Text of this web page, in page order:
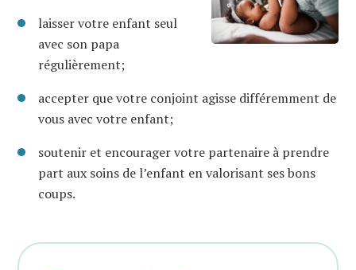
laisser votre enfant seul
avec son papa
régulièrement;
accepter que votre conjoint agisse différemment de
vous avec votre enfant;
soutenir et encourager votre partenaire à prendre
part aux soins de l’enfant en valorisant ses bons
coups.